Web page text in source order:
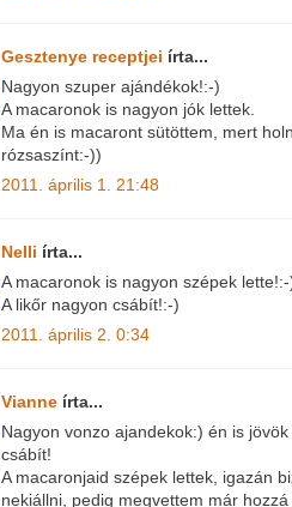
Gesztenye receptjei írta...
Nagyon szuper ajándékok!:-)
A macaronok is nagyon jók lettek.
Ma én is macaront sütöttem, mert
rózsaszínt:-))
2011. április 1. 21:48
Nelli írta...
A macaronok is nagyon szépek
A likőr nagyon csábít!:-)
2011. április 2. 0:34
Vianne írta...
Nagyon vonzo ajandekok:) én is
csábít!
A macaronjaid szépek lettek, igazán
nekiállni, pedig megvettem már